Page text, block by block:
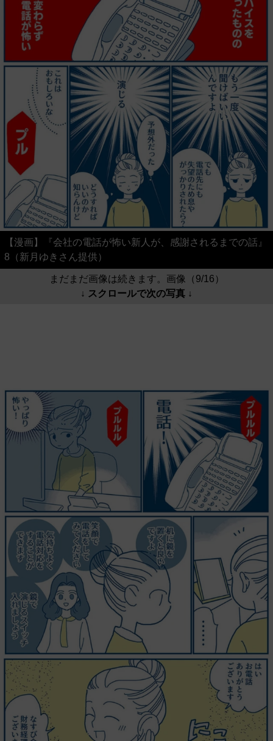
【漫画】『会社の電話が怖い新人が、感謝されるまでの話』
8（新月ゆきさん提供）
まだまだ画像は続きます。画像（9/16）
↓ スクロールで次の写真 ↓